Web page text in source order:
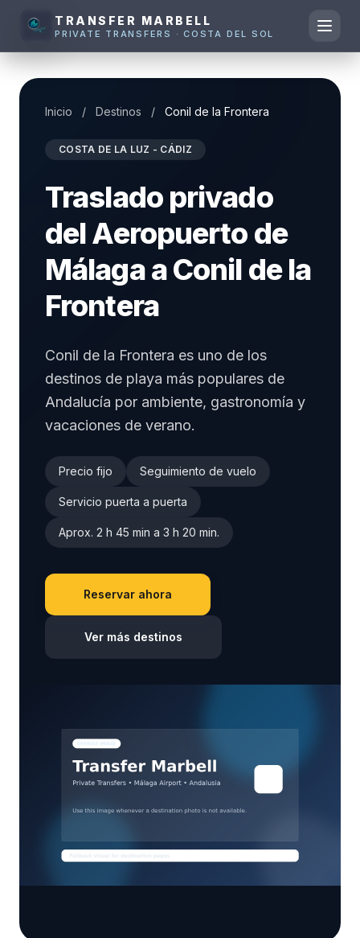
TRANSFER MARBELL
PRIVATE TRANSFERS · COSTA DEL SOL
Inicio / Destinos / Conil de la Frontera
COSTA DE LA LUZ - CÁDIZ
Traslado privado
del Aeropuerto de
Málaga a Conil de la
Frontera
Conil de la Frontera es uno de los
destinos de playa más populares de
Andalucía por ambiente, gastronomía y
vacaciones de verano.
Precio fijo Seguimiento de vuelo
Servicio puerta a puerta
Aprox. 2 h 45 min a 3 h 20 min.
Reservar ahora
Ver más destinos